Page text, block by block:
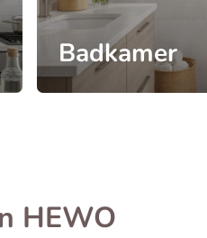
Badkamer
HEWO